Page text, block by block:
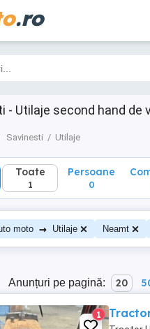
.ro
- Utilaje second hand de
Savinesti Utilaje
Toate
1
Toate
1
Persoane
0
moto → Utilaje Neamt
Anunțuri pe pagină: 20
1